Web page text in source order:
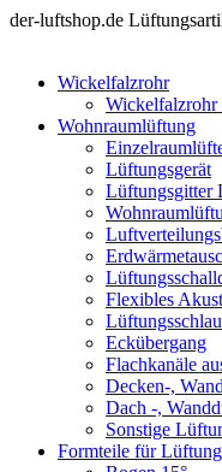
der-luftshop.de
Wickelfalzrohr
Wohnraumlüftung
Lüftungsgerät
Lüftungsgitter
Flexibles
Eckübergang
Flachkanäle
Decken-,
Dach -,
Sonstige
Formteile für